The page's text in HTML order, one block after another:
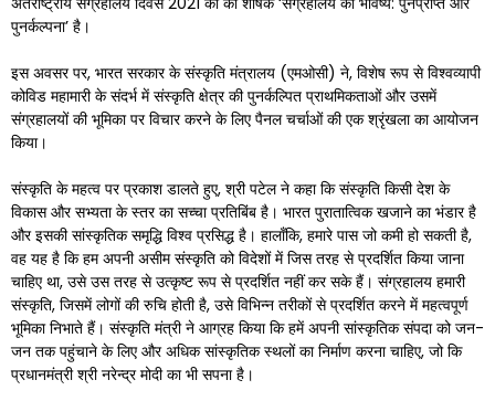
पुनर्कल्पना’ है।
इस अवसर पर, भारत सरकार के संस्कृति मंत्रालय (एमओसी) ने, विशेष रूप से विश्वव्यापी
कोविड महामारी के संदर्भ में संस्कृति क्षेत्र की पुनर्कल्पित प्राथमिकताओं और उसमें
संग्रहालयों की भूमिका पर विचार करने के लिए पैनल चर्चाओं की एक श्रृंखला का आयोजन
किया।
संस्कृति के महत्व पर प्रकाश डालते हुए, श्री पटेल ने कहा कि संस्कृति किसी देश के
विकास और सभ्यता के स्तर का सच्चा प्रतिबिंब है। भारत पुरातात्विक खजाने का भंडार है
और इसकी सांस्कृतिक समृद्धि विश्व प्रसिद्ध है। हालाँकि, हमारे पास जो कमी हो सकती है,
वह यह है कि हम अपनी असीम संस्कृति को विदेशों में जिस तरह से प्रदर्शित किया जाना
चाहिए था, उसे उस तरह से उत्कृष्ट रूप से प्रदर्शित नहीं कर सके हैं। संग्रहालय हमारी
संस्कृति, जिसमें लोगों की रुचि होती है, उसे विभिन्न तरीकों से प्रदर्शित करने में महत्वपूर्ण
भूमिका निभाते हैं। संस्कृति मंत्री ने आग्रह किया कि हमें अपनी सांस्कृतिक संपदा को जन-
जन तक पहुंचाने के लिए और अधिक सांस्कृतिक स्थलों का निर्माण करना चाहिए, जो कि
प्रधानमंत्री श्री नरेन्द्र मोदी का भी सपना है।